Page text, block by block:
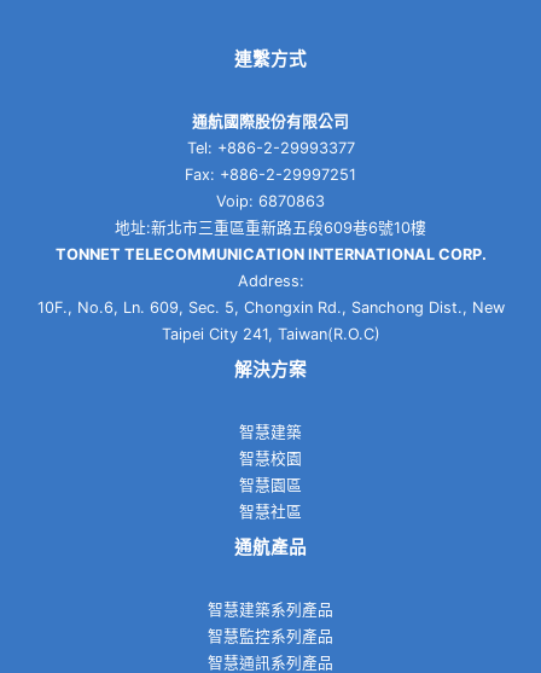
連繫方式
通航國際股份有限公司
Tel: +886-2-29993377
Fax: +886-2-29997251
Voip: 6870863
地址:新北市三重區重新路五段609巷6號10樓
TONNET TELECOMMUNICATION INTERNATIONAL CORP.
Address:
10F., No.6, Ln. 609, Sec. 5, Chongxin Rd., Sanchong Dist., New
Taipei City 241, Taiwan(R.O.C)
解決方案
智慧建築
智慧校園
智慧園區
智慧社區
通航產品
智慧建築系列產品
智慧監控系列產品
智慧通訊系列產品